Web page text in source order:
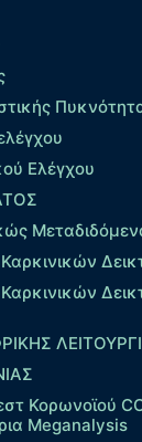
Ελέγχου
Κορωνοϊού
Meganalysis